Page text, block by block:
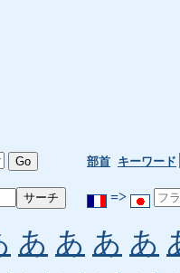
部首 キーワード
=>
あ あ あ あ